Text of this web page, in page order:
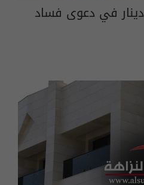
3 مليارات دينار في دعوى فساد